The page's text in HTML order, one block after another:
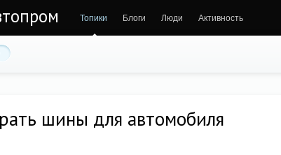
Топики Блоги Люди Активность
шины для автомобиля